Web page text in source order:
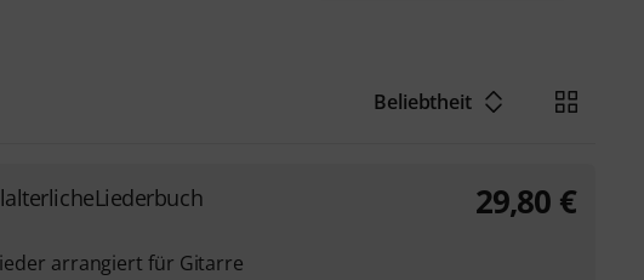
Beliebtheit
arrangiert für Gitarre
29,80 €